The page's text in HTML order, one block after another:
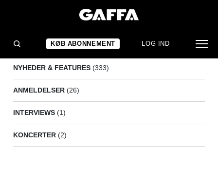
KØB ABONNEMENT LOG IND
NYHEDER & FEATURES (333)
ANMELDELSER (26)
INTERVIEWS (1)
KONCERTER (2)